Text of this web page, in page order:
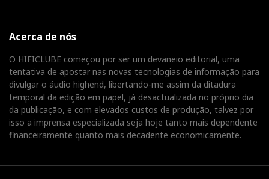
Acerca de nós
O HIFICLUBE começou por ser um devaneio editorial, uma
tentativa de apostar nas novas tecnologias de informação para
divulgar o áudio highend, libertando-me assim da ditadura
temporal da edição em papel, já desactualizada no próprio dia
da publicação, e com elevados custos de produção, talvez por
isso a imprensa especializada seja hoje tanto mais dependente
financeiramente quanto mais decadente economicamente.